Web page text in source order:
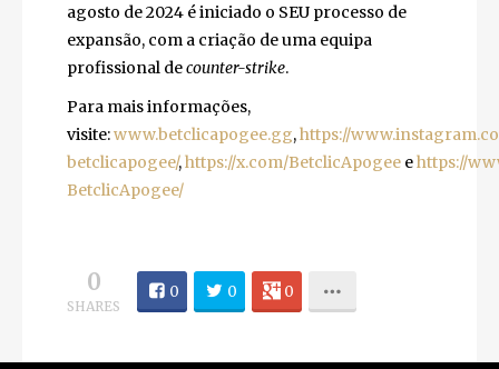
agosto de 2024 é iniciado o SEU processo de
expansão, com a criação de uma equipa
profissional decounter-strike.
Para mais informações,
visite:www.betclicapogee.gg,https://
betclicapogee/,https://x.com/BetclicApogee ehttps://
BetclicApogee/
0
SHARES
0 0 0